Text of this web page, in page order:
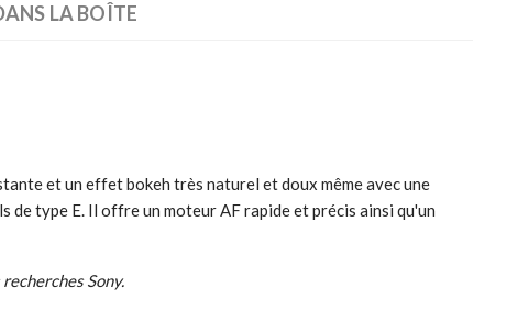
LA BOÎTE
et un effet bokeh très naturel et doux même avec une
type E. Il offre un moteur AF rapide et précis ainsi qu'un
Sony.